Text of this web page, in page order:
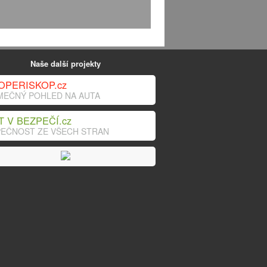
Naše další projekty
POHLED NA AUTA
V BEZPEČÍ.cz
ZE VŠECH STRAN